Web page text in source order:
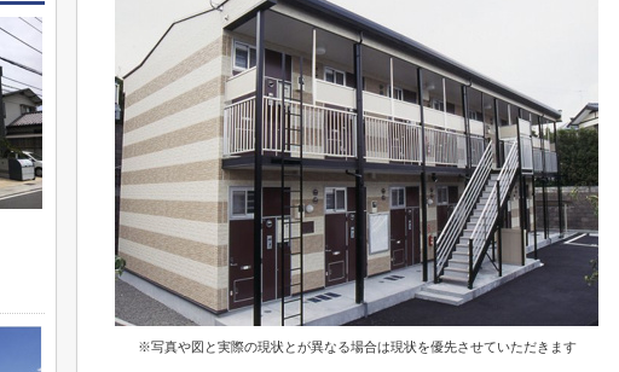
※写真や図と実際の現状とが異なる場合は現状を優先させていただきます